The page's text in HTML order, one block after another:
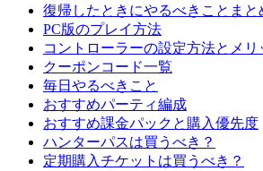
復帰したときにやるべきことまと
PC版のプレイ方法
コントローラーの設定方法とメリ
クーポンコード一覧
毎日やるべきこと
おすすめパーティ編成
おすすめ課金パックと購入優先度
ハンターパスは買うべき？
定期購入チケットは買うべき？